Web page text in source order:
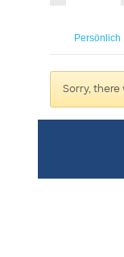
Persönlich
Sorry, there